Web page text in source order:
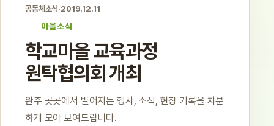
공동체소식·2019.12.11
마을소식
학교마을 교육과정
원탁협의회 개최
완주 곳곳에서 벌어지는 행사, 소식, 현장 기록을 차분
하게 모아 보여드립니다.